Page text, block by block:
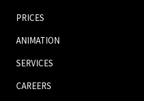
PRICES
ANIMATION
SERVICES
CAREERS